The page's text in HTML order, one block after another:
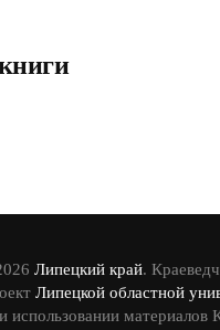
Липецкий край.
Липецкой областной
использовании материалов